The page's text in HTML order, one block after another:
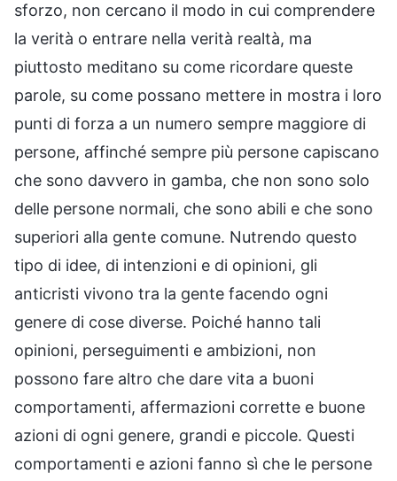
sforzo, non cercano il modo in cui comprendere
la verità o entrare nella verità realtà, ma
piuttosto meditano su come ricordare queste
parole, su come possano mettere in mostra i loro
punti di forza a un numero sempre maggiore di
persone, affinché sempre più persone capiscano
che sono davvero in gamba, che non sono solo
delle persone normali, che sono abili e che sono
superiori alla gente comune. Nutrendo questo
tipo di idee, di intenzioni e di opinioni, gli
anticristi vivono tra la gente facendo ogni
genere di cose diverse. Poiché hanno tali
opinioni, perseguimenti e ambizioni, non
possono fare altro che dare vita a buoni
comportamenti, affermazioni corrette e buone
azioni di ogni genere, grandi e piccole. Questi
comportamenti e azioni fanno sì che le persone